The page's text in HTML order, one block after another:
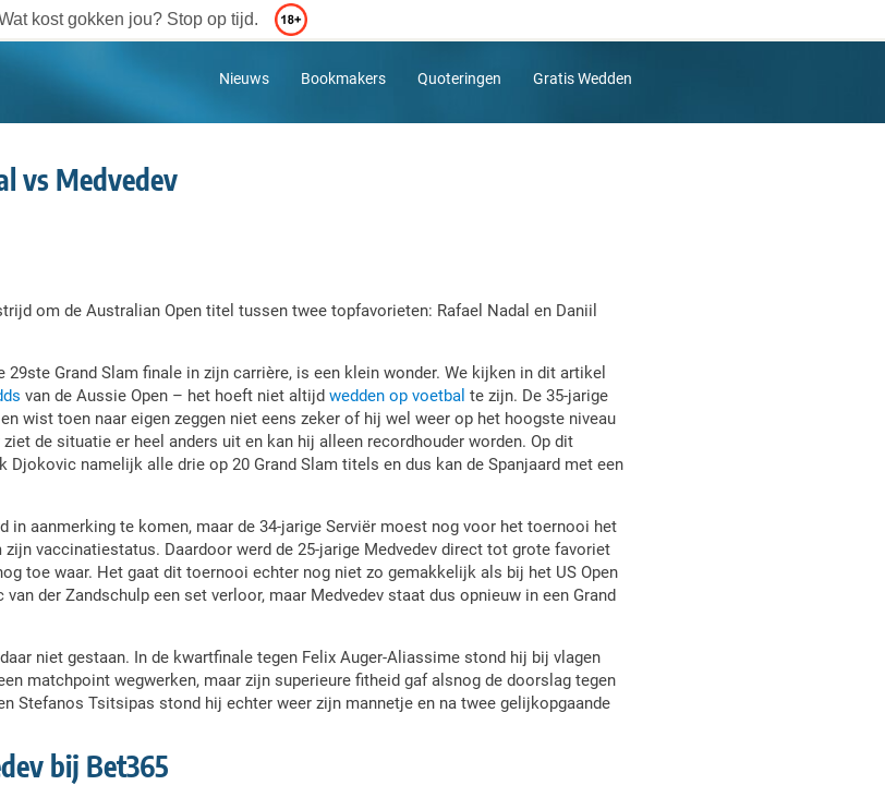
kost gokken jou? Stop op tijd.
Nieuws Bookmakers Quoteringen Gratis Wedden
vs Medvedev
om de Australian Open titel tussen twee topfavorieten: Rafael Nadal en Daniil
29ste Grand Slam finale in zijn carrière, is een klein wonder. We kijken in dit artikel
van de Aussie Open – het hoeft niet altijd wedden op voetbal te zijn. De 35-jarige
wist toen naar eigen zeggen niet eens zeker of hij wel weer op het hoogste niveau
de situatie er heel anders uit en kan hij alleen recordhouder worden. Op dit
Djokovic namelijk alle drie op 20 Grand Slam titels en dus kan de Spanjaard met een
aanmerking te komen, maar de 34-jarige Serviër moest nog voor het toernooi het
zijn vaccinatiestatus. Daardoor werd de 25-jarige Medvedev direct tot grote favoriet
toe waar. Het gaat dit toernooi echter nog niet zo gemakkelijk als bij het US Open
der Zandschulp een set verloor, maar Medvedev staat dus opnieuw in een Grand
niet gestaan. In de kwartfinale tegen Felix Auger-Aliassime stond hij bij vlagen
matchpoint wegwerken, maar zijn superieure fitheid gaf alsnog de doorslag tegen
Stefanos Tsitsipas stond hij echter weer zijn mannetje en na twee gelijkopgaande
bij Bet365